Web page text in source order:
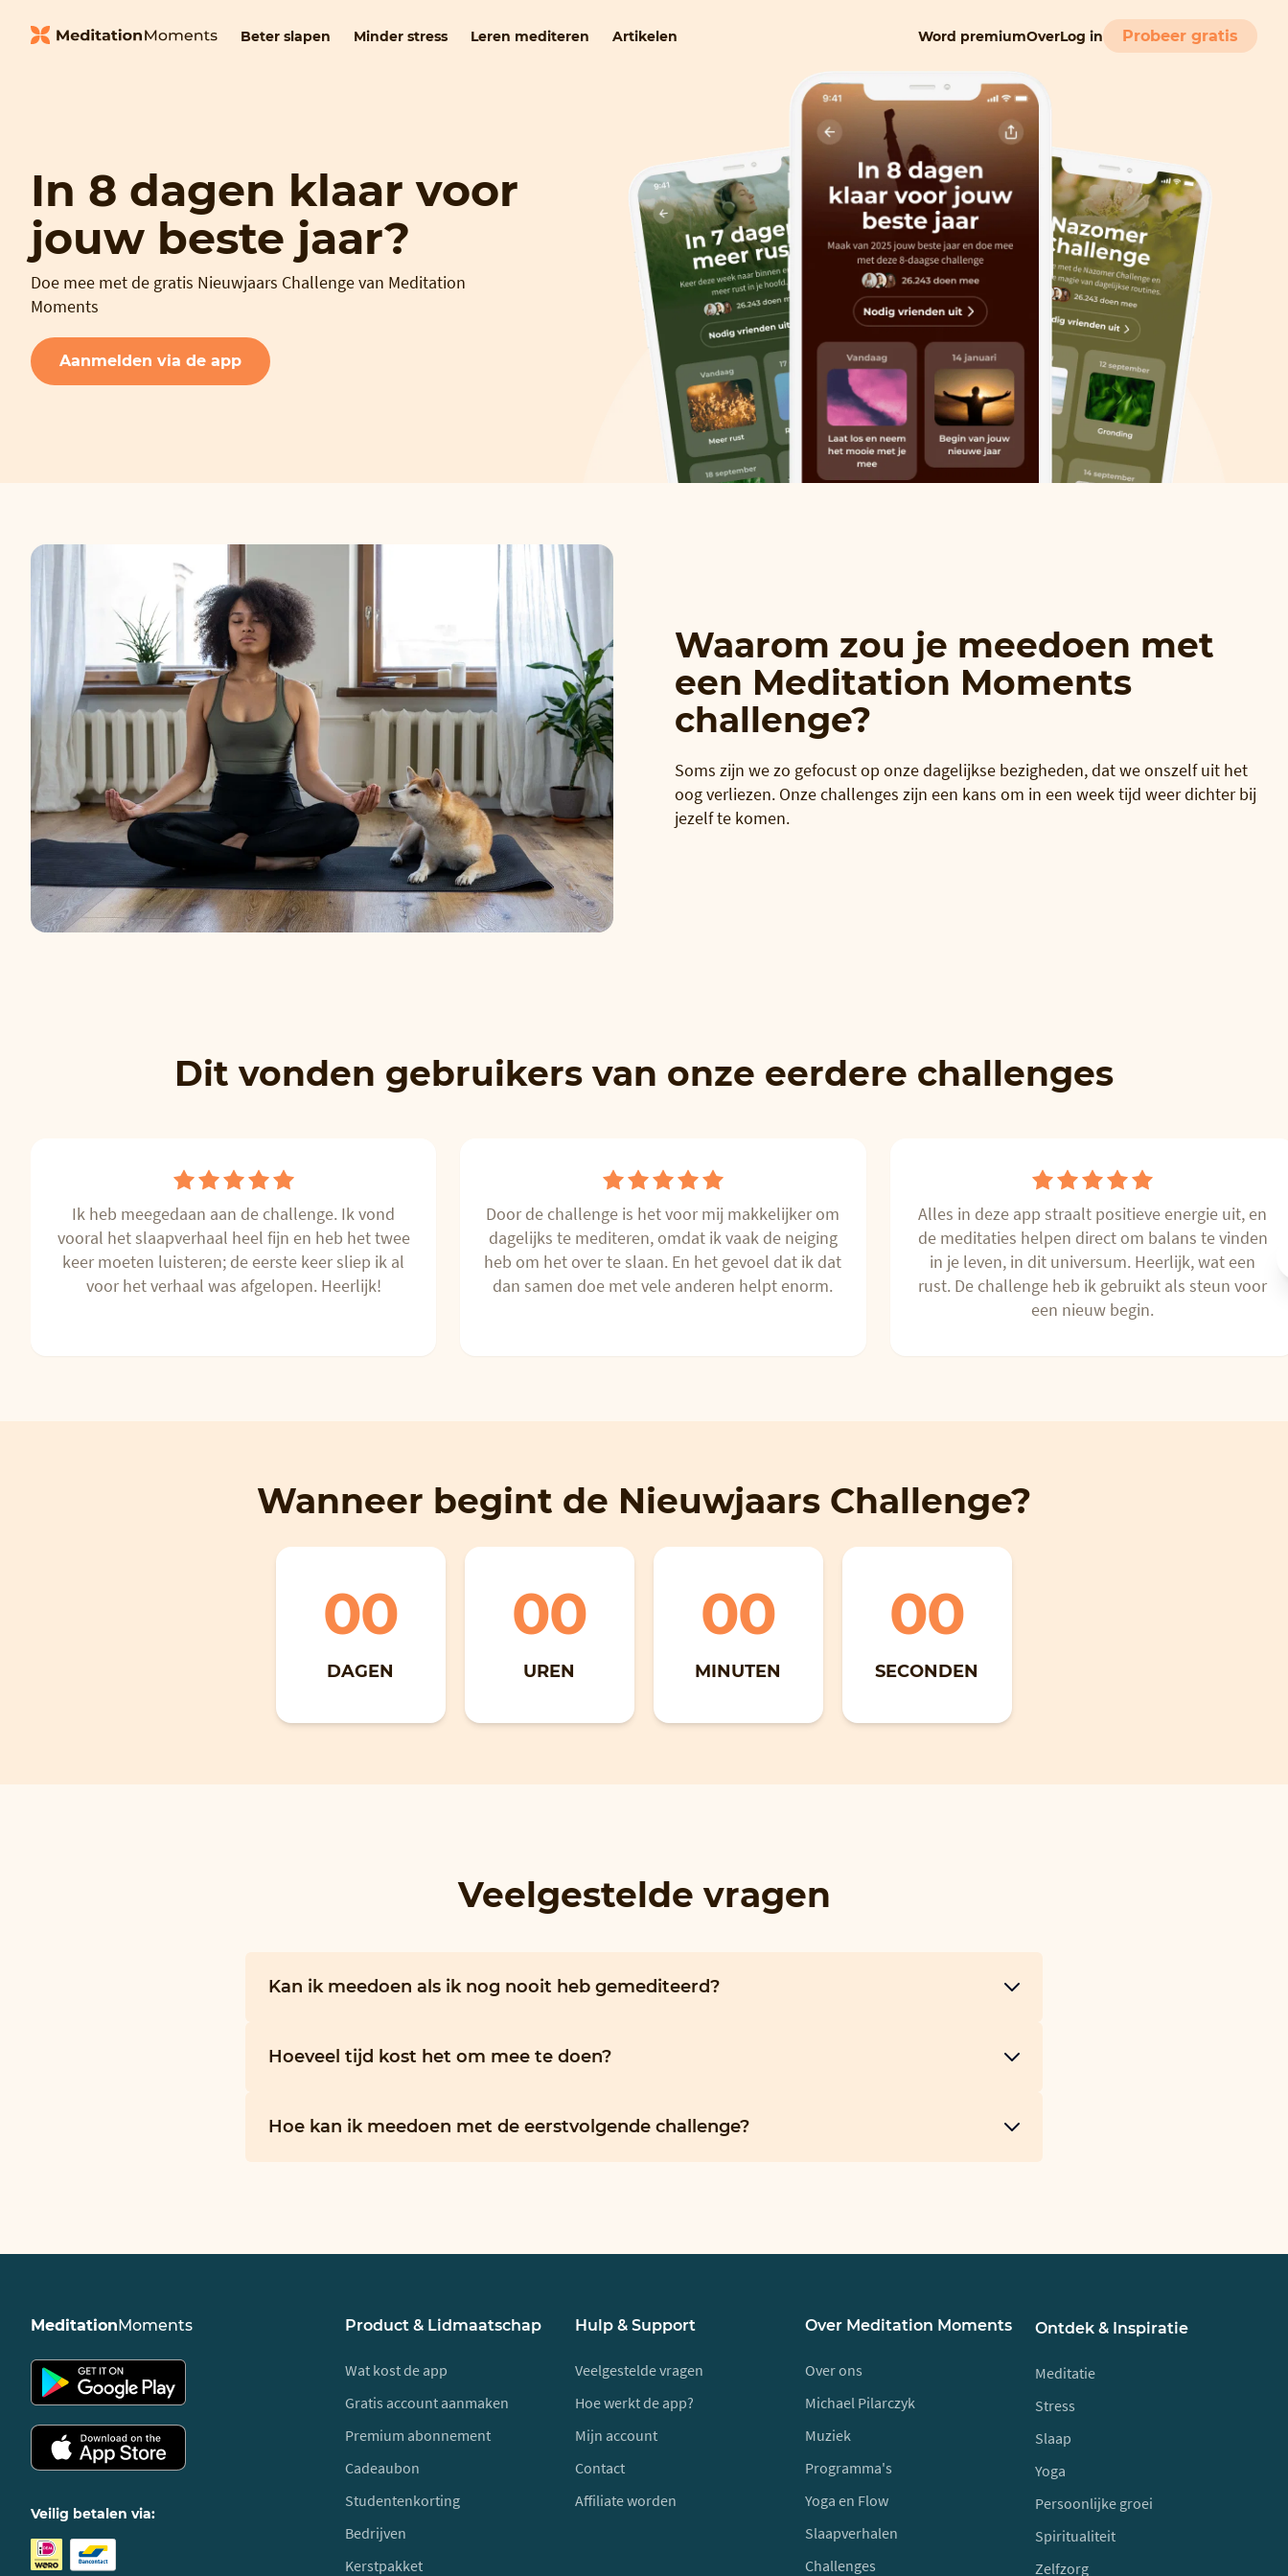
Beter slapen Minder stress Leren mediteren Artikelen Word premiumOverLog in Probeer gratis
In 8 dagen klaar voor
jouw beste jaar?
Doe mee met de gratis Nieuwjaars Challenge van Meditation
Moments
Aanmelden via de app
Waarom zou je meedoen met
een Meditation Moments
challenge?
Soms zijn we zo gefocust op onze dagelijkse bezigheden, dat we onszelf uit het
oog verliezen. Onze challenges zijn een kans om in een week tijd weer dichter bij
jezelf te komen.
Dit vonden gebruikers van onze eerdere challenges
Ik heb meegedaan aan de challenge. Ik vond
vooral het slaapverhaal heel fijn en heb het twee
keer moeten luisteren; de eerste keer sliep ik al
voor het verhaal was afgelopen. Heerlijk!
Door de challenge is het voor mij makkelijker om
dagelijks te mediteren, omdat ik vaak de neiging
heb om het over te slaan. En het gevoel dat ik dat
dan samen doe met vele anderen helpt enorm.
Alles in deze app straalt positieve energie uit, en
de meditaties helpen direct om balans te vinden
in je leven, in dit universum. Heerlijk, wat een
rust. De challenge heb ik gebruikt als steun voor
een nieuw begin.
Wanneer begint de Nieuwjaars Challenge?
00
DAGEN
00
UREN
00
MINUTEN
00
SECONDEN
Veelgestelde vragen
Kan ik meedoen als ik nog nooit heb gemediteerd?
Hoeveel tijd kost het om mee te doen?
Hoe kan ik meedoen met de eerstvolgende challenge?
MeditationMoments
Veilig betalen via:
Product & Lidmaatschap
Wat kost de app
Gratis account aanmaken
Premium abonnement
Cadeaubon
Studentenkorting
Bedrijven
Kerstpakket
Hulp & Support
Veelgestelde vragen
Hoe werkt de app?
Mijn account
Contact
Affiliate worden
Over Meditation Moments
Over ons
Michael Pilarczyk
Muziek
Programma's
Yoga en Flow
Slaapverhalen
Challenges
Ontdek & Inspiratie
Meditatie
Stress
Slaap
Yoga
Persoonlijke groei
Spiritualiteit
Zelfzorg